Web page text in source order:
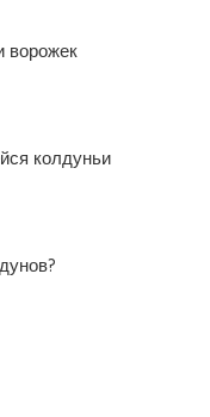
ворожек
колдуньи